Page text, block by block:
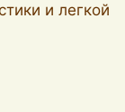
и легкой